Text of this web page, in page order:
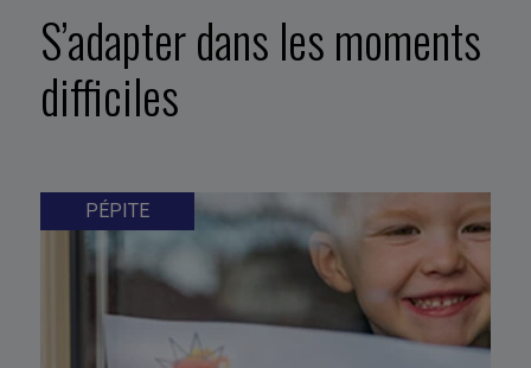
S’adapter dans les moments
difficiles
PÉPITE